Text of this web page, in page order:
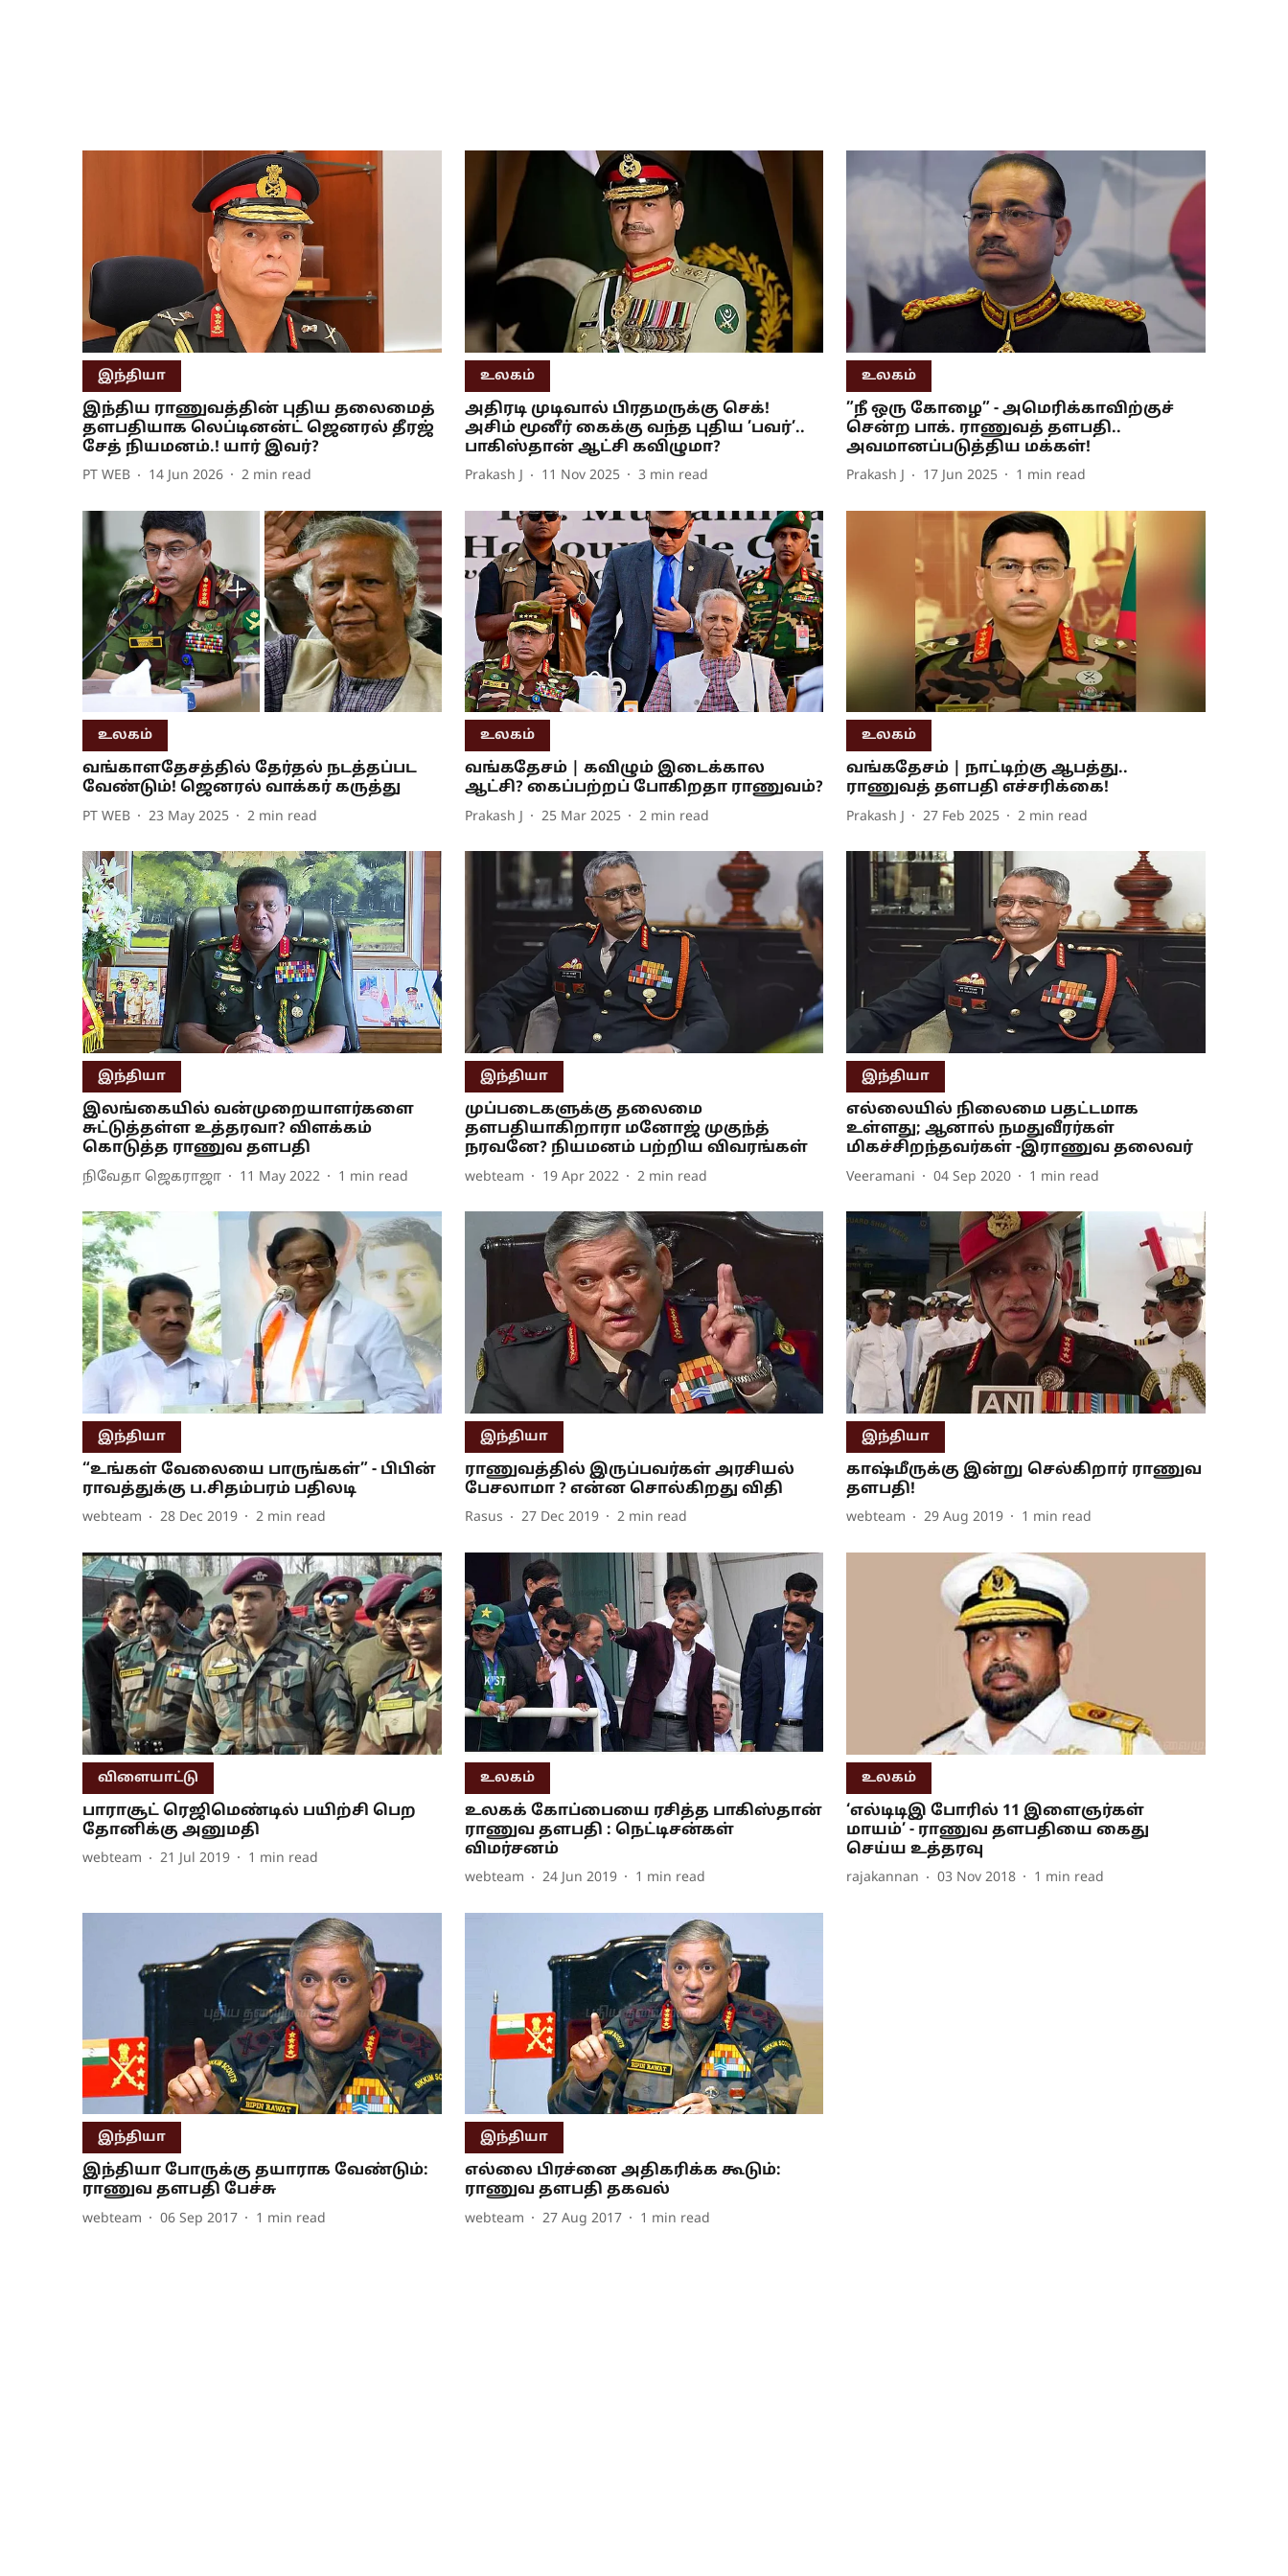
இந்தியா
இந்திய ராணுவத்தின் புதிய தலைமைத்
தளபதியாக லெப்டினன்ட் ஜெனரல் தீரஜ்
சேத் நியமனம்.! யார் இவர்?
PT WEB 14 Jun 2026 2 min read
உலகம்
அதிரடி முடிவால் பிரதமருக்கு செக்!
அசிம் மூனீர் கைக்கு வந்த புதிய ’பவர்’..
பாகிஸ்தான் ஆட்சி கவிழுமா?
Prakash J 11 Nov 2025 3 min read
உலகம்
”நீ ஒரு கோழை” - அமெரிக்காவிற்குச்
சென்ற பாக். ராணுவத் தளபதி..
அவமானப்படுத்திய மக்கள்!
Prakash J 17 Jun 2025 1 min read
உலகம்
வங்காளதேசத்தில் தேர்தல் நடத்தப்பட
வேண்டும்! ஜெனரல் வாக்கர் கருத்து
PT WEB 23 May 2025 2 min read
உலகம்
வங்கதேசம் | கவிழும் இடைக்கால
ஆட்சி? கைப்பற்றப் போகிறதா ராணுவம்?
Prakash J 25 Mar 2025 2 min read
உலகம்
வங்கதேசம் | நாட்டிற்கு ஆபத்து..
ராணுவத் தளபதி எச்சரிக்கை!
Prakash J 27 Feb 2025 2 min read
இந்தியா
இலங்கையில் வன்முறையாளர்களை
சுட்டுத்தள்ள உத்தரவா? விளக்கம்
கொடுத்த ராணுவ தளபதி
நிவேதா ஜெகராஜா 11 May 2022 1 min read
இந்தியா
முப்படைகளுக்கு தலைமை
தளபதியாகிறாரா மனோஜ் முகுந்த்
நரவனே? நியமனம் பற்றிய விவரங்கள்
webteam 19 Apr 2022 2 min read
இந்தியா
எல்லையில் நிலைமை பதட்டமாக
உள்ளது; ஆனால் நமதுவீரர்கள்
மிகச்சிறந்தவர்கள் -இராணுவ தலைவர்
Veeramani 04 Sep 2020 1 min read
இந்தியா
“உங்கள் வேலையை பாருங்கள்” - பிபின்
ராவத்துக்கு ப.சிதம்பரம் பதிலடி
webteam 28 Dec 2019 2 min read
இந்தியா
ராணுவத்தில் இருப்பவர்கள் அரசியல்
பேசலாமா ? என்ன சொல்கிறது விதி
Rasus 27 Dec 2019 2 min read
இந்தியா
காஷ்மீருக்கு இன்று செல்கிறார் ராணுவ
தளபதி!
webteam 29 Aug 2019 1 min read
விளையாட்டு
பாராசூட் ரெஜிமெண்டில் பயிற்சி பெற
தோனிக்கு அனுமதி
webteam 21 Jul 2019 1 min read
உலகம்
உலகக் கோப்பையை ரசித்த பாகிஸ்தான்
ராணுவ தளபதி : நெட்டிசன்கள்
விமர்சனம்
webteam 24 Jun 2019 1 min read
உலகம்
‘எல்டிடிஇ போரில் 11 இளைஞர்கள்
மாயம்’ - ராணுவ தளபதியை கைது
செய்ய உத்தரவு
rajakannan 03 Nov 2018 1 min read
இந்தியா
இந்தியா போருக்கு தயாராக வேண்டும்:
ராணுவ தளபதி பேச்சு
webteam 06 Sep 2017 1 min read
இந்தியா
எல்லை பிரச்னை அதிகரிக்க கூடும்:
ராணுவ தளபதி தகவல்
webteam 27 Aug 2017 1 min read